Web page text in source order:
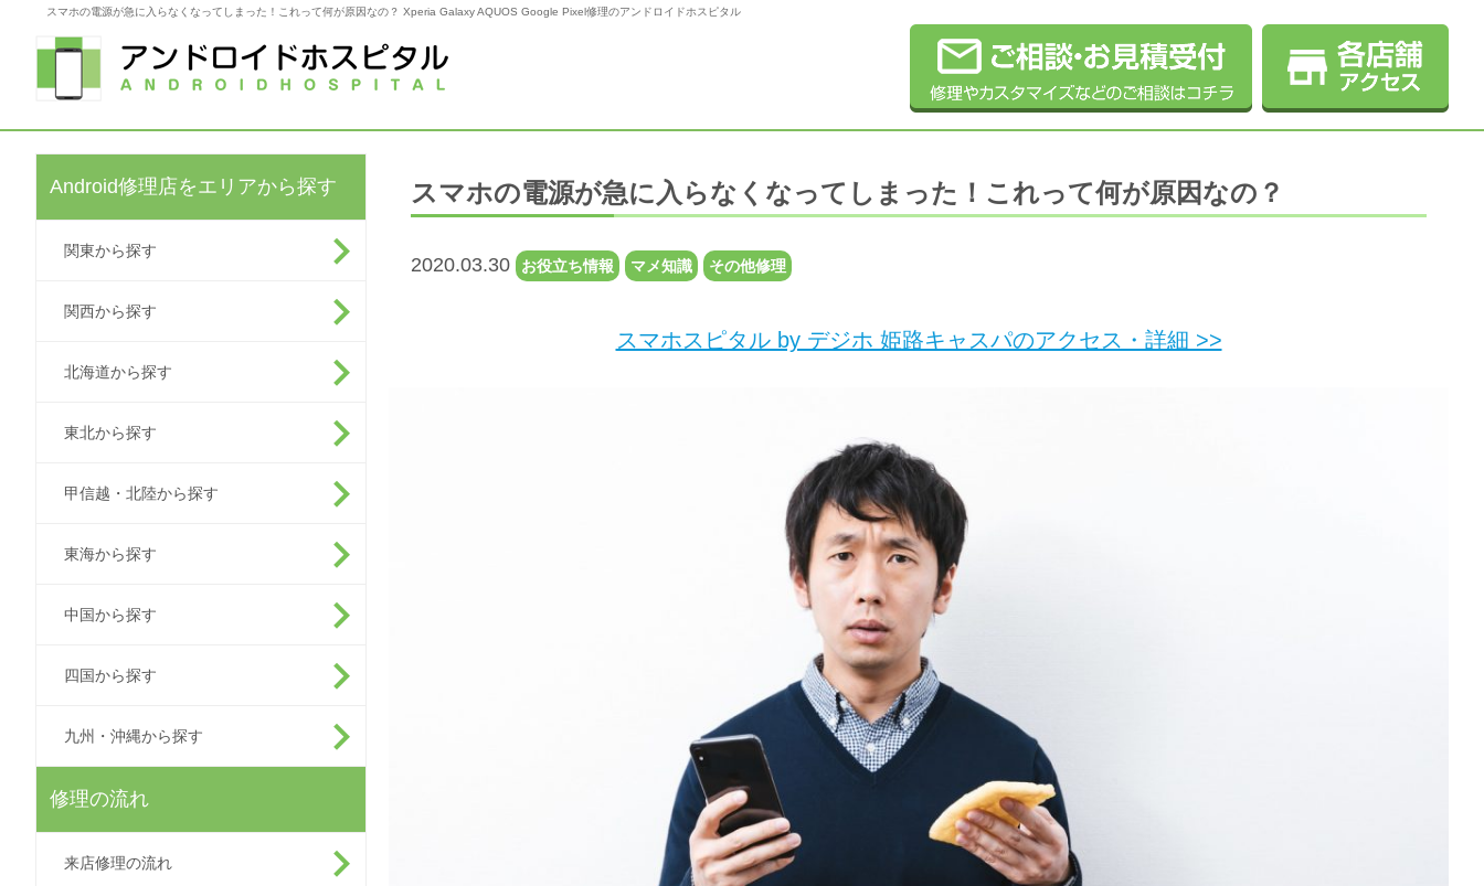
スマホの電源が急に入らなくなってしまった！これって何が原因なの？ Xperia Galaxy AQUOS Google Pixel修理のアンドロイドホスピタル
Android修理店をエリアから探す
関東から探す
関西から探す
北海道から探す
東北から探す
甲信越・北陸から探す
東海から探す
中国から探す
四国から探す
九州・沖縄から探す
修理の流れ
来店修理の流れ
スマホの電源が急に入らなくなってしまった！これって何が原因なの？
2020.03.30 お役立ち情報 マメ知識 その他修理
スマホスピタル by デジホ 姫路キャスパのアクセス・詳細 >>